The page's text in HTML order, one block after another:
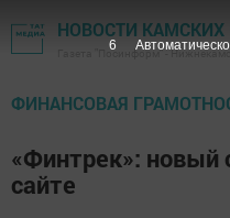
НОВОСТИ КАМСКИХ
Газета "Посинформ" -
ФИНАНСОВАЯ
«Финтрек»: новый
сайте
5